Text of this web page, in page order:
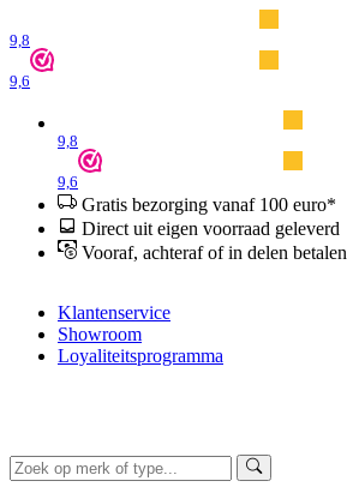
9,8
9,6
9,8
9,6
Gratis bezorging vanaf 100 euro*
Direct uit eigen voorraad geleverd
Vooraf, achteraf of in delen betalen
Klantenservice
Showroom
Loyaliteitsprogramma